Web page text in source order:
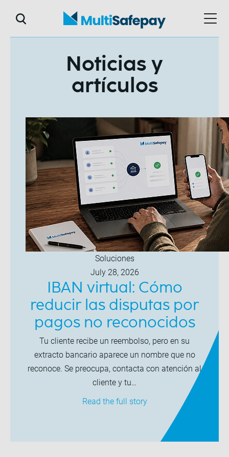
Noticias y
artículos
Soluciones
July 28, 2026
IBAN virtual: Cómo
reducir las disputas por
pagos no reconocidos
Tu cliente recibe un reembolso, pero en su
extracto bancario aparece un nombre que no
reconoce. Se preocupa, contacta con atención al
cliente y tu…
Read the full story